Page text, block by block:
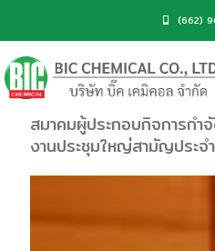
(662)
สมาคมผู้ประกอบกิจการกำ
งานประชุมใหญ่สามัญประจ